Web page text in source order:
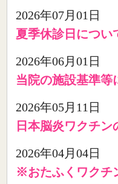
2026年07月01日
夏季休診日につい
2026年06月01日
当院の施設基準等
2026年05月11日
日本脳炎ワクチン
2026年04月04日
※おたふくワクチ